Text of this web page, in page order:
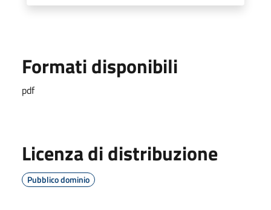
Formati disponibili
pdf
Licenza di distribuzione
Pubblico dominio